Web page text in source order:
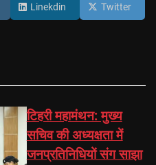
Linekdin Twitter
टिहरी महामंथन: मुख्य
सचिव की अध्यक्षता में
जनप्रतिनिधियों संग साझा